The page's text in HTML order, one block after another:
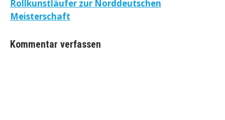
Rollkunstläufer zur Norddeutschen
Meisterschaft
Kommentar verfassen